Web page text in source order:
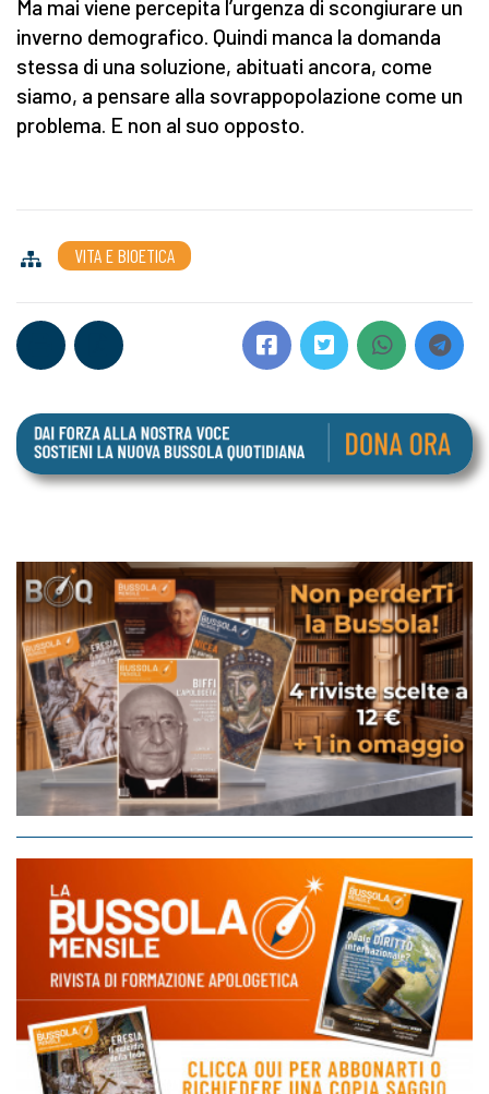
Ma mai viene percepita l’urgenza di scongiurare un
inverno demografico. Quindi manca la domanda
stessa di una soluzione, abituati ancora, come
siamo, a pensare alla sovrappopolazione come un
problema. E non al suo opposto.
VITA E BIOETICA